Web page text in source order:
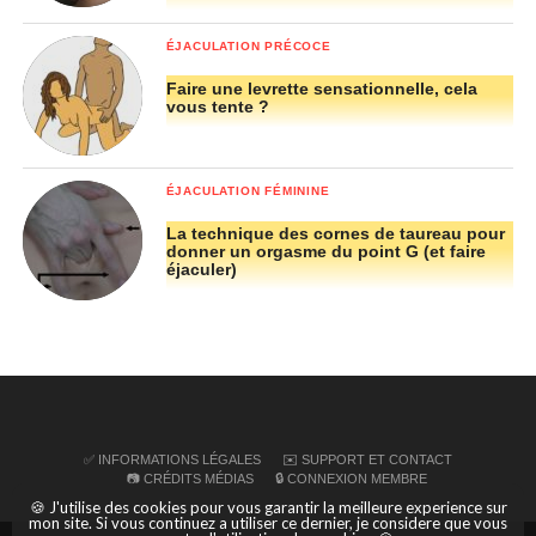
Si vous voulez en savoir beaucoup beaucoup plus sur
ces « spots » qui donnent des orgasmes utérins de
dingue et qui font même éjaculer les femmes, je vous
conseille de faire un tour surmon module vidéo dédié
ici . Vous allez voir, il y a tellement de choses à
connaitre sur ces points très spéciaux :de super
techniques, des astuces, des particularités
anatomiques (d’où mes explications précises) etc.
ÉJACULATION PRÉCOCE
Faire une levrette sensationnelle, cela
vous tente ?
ÉJACULATION FÉMININE
La technique des cornes de taureau pour
donner un orgasme du point G (et faire
éjaculer)
✅ INFORMATIONS LÉGALES
✉️ SUPPORT ET CONTACT
📷 CRÉDITS MÉDIAS
🔒 CONNEXION MEMBRE
🍪 J'utilise des cookies pour vous garantir la meilleure experience sur
mon site. Si vous continuez a utiliser ce dernier, je considere que vous